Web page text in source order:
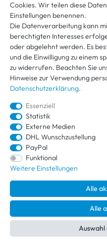
MEIN
ÜBER
Alle angegeben Preise inkl. MwSt.
innerhalb
© 2026 / Alle Rechte
Cookies. Wir teilen diese
Einstellungen benennen.
Die Datenverarbeitung kann
berechtigten Interesses
oder abgelehnt werden. Es
und die Einwilligung zu einem
zu widerrufen. Beachten Sie
Hinweise zur Verwendung
Datenschutzerklärung.
Essenziell
Statistik
Externe Medien
DHL Wunschzustellung
PayPal
Funktional
Weitere Einstellungen
Alle
Alle